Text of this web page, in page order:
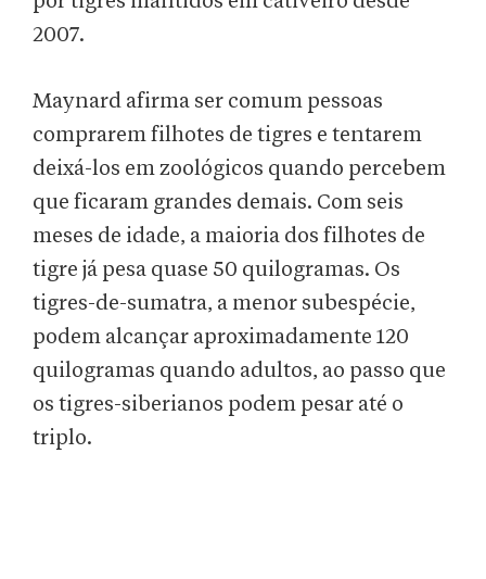
2007.
Maynard afirma ser comum pessoas
comprarem filhotes de tigres e tentarem
deixá-los em zoológicos quando percebem
que ficaram grandes demais. Com seis
meses de idade, a maioria dos filhotes de
tigre já pesa quase 50 quilogramas. Os
tigres-de-sumatra, a menor subespécie,
podem alcançar aproximadamente 120
quilogramas quando adultos, ao passo que
os tigres-siberianos podem pesar até o
triplo.